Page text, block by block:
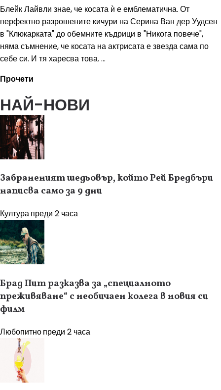
Блейк Лайвли знае, че косата ѝ е емблематична. От
перфектно разрошените кичури на Серина Ван дер Уудсен
в "Клюкарката" до обемните къдрици в "Никога повече",
няма съмнение, че косата на актрисата е звезда сама по
себе си. И тя харесва това. ...
Прочети
НАЙ-НОВИ
Забраненият шедьовър, който Рей Бредбъри
написва само за 9 дни
Културапреди 2 часа
Брад Пит разказва за „специалното
преживяване“ с необичаен колега в новия си
филм
Любопитнопреди 2 часа